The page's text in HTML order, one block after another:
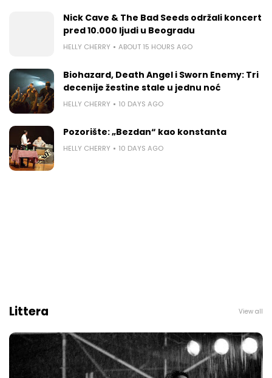
Nick Cave & The Bad Seeds održali koncert
pred 10.000 ljudi u Beogradu
HELLY CHERRY ABOUT 15 HOURS AGO
Biohazard, Death Angel i Sworn Enemy: Tri
decenije žestine stale u jednu noć
HELLY CHERRY 10 DAYS AGO
Pozorište: „Bezdan“ kao konstanta
HELLY CHERRY 10 DAYS AGO
Littera View all